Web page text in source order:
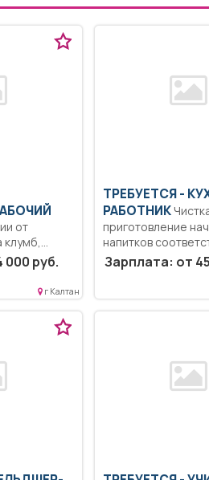
от
клумб,
000 руб.
г Калтан
ТРЕБУЕТСЯ -
РАБОТНИКЧистка овощей,
приготовление
напитков
Рецептурами;...
Зарплата: от